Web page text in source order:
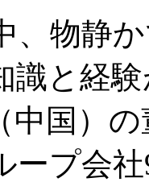
、物静
識と経
中国）
ープ会